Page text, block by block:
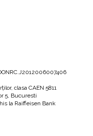
clasa CAEN 5811
5, Bucuresti
la Raiffeisen Bank